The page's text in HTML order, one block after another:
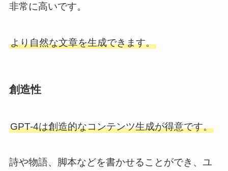
非常に高いです。
より自然な文章を生成できます。
創造性
GPT-4は創造的なコンテンツ生成が得意です。
詩や物語、脚本などを書かせることができ、ユ